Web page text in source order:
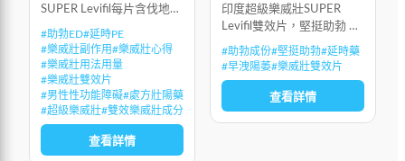
SUPER Levifil每片含伐地那
非20mg+達泊西汀60mg，
是樂威壯與必利勁的二合一
產品，具有助勃ED與延時
PE雙重功效。比
#助勃ED#延時PE
#樂威壯副作用#樂威壯心得
#樂威壯用法用量
#樂威壯雙效片
#男性性功能障礙#處方壯陽藥
#超級樂威壯#雙效樂威壯成分
查看詳情
印度超級樂威壯SUPER
Levifil雙效片，堅挺助勃 +
早洩陽萎雙效合一 (特強
效)，3小時延時藥效達到峰
值
#助勃成份#堅挺助勃#延時藥
#早洩陽萎#樂威壯雙效片
查看詳情